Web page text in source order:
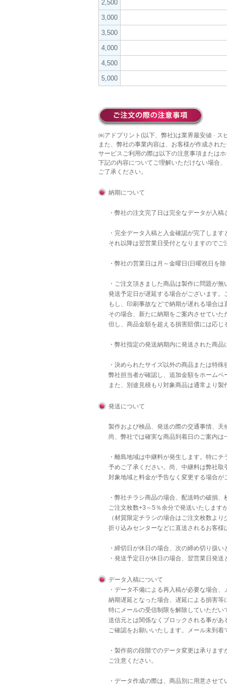
2,500
3,000
3,500
4,000
4,500
5,000
㈱アドプリント(以下、弊社)は業界最安値 ·
また、弊社の事業内容は、お客様が作成され
サービスご利用の際は以下の注意事項または
下記の内容についてご理解いただけない場合
ご了承ください。
納期について
・弊社の注文完了日は完全なデータが入
・完全データ入稿と入金確認が完了しま
それ以降は翌営業日受付となりますのでご
・弊社の営業日は月～金曜日(日曜祝日を
・ご注文頂きました商品は製作に問題が
発送予定日が遅延する場合がございます
もし、印刷事故などで納期が遅れる場合
その場合、新たに納期をご案内させてい
但し、商品金額を超える損害賠償には応
・弊社指定の発送納期内に発送された商
・決められたサイズ以外の商品または特
弊社担当者が確認し、追加金額をホーム
また、別途見積もり対象商品は通常より
発送について
製作および検品、発送の際の交通事情、
尚、弊社では確実な商品到着日のご案内
・離島地域は中継料が発生します。特に
予めご了承ください。尚、中継料は弊社
対象地域と料金が予告なく変更する場合が
・弊社チラシ商品の場合、配送時の破損
ご注文枚数+3～5％余分で発送いたします
（材質限定チラシの場合はご注文枚数よ
折り込みセンターなどに直送されるお客
・締切日が休日の場合、次の締め切り扱
・発送予定日が休日の場合、翌営業日発
データ入稿について
・データ不備による再入稿が必要な場合
納期遅延となった場合、遅延による損害
特にメールの受信制限を解除していただ
送信元とは関係なくブロックされる事が
ご確認をお願いいたします。メール未到
・製作前の段階でのデータ変更は承りま
ご注意ください。
・データ作成の際は、商品別に用意させ